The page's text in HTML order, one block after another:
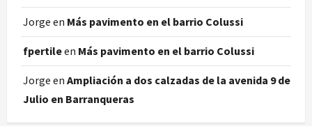
Jorge en Más pavimento en el barrio Colussi
fpertileen Más pavimento en el barrio Colussi
Jorge en Ampliación a dos calzadas de la avenida 9 de
Julio en Barranqueras